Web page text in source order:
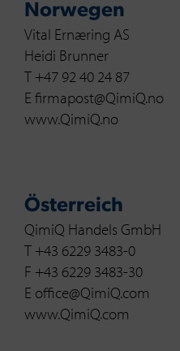
Norwegen
Vital Ernæring AS
Heidi Brunner
T +47 92 40 24 87
E firmapost@QimiQ.no
www.QimiQ.no
Österreich
QimiQ Handels GmbH
T +43 6229 3483-0
F +43 6229 3483-30
E office@QimiQ.com
www.QimiQ.com